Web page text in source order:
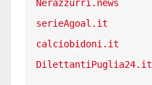
Nerazzurri.news
serieAgoal.it
calciobidoni.it
DilettantiPuglia24.it